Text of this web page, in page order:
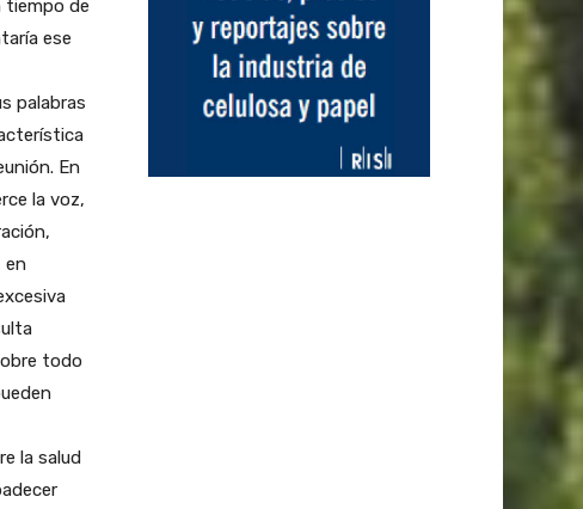
tiempo de
ese
palabras
En
la voz,
en
todo
la salud